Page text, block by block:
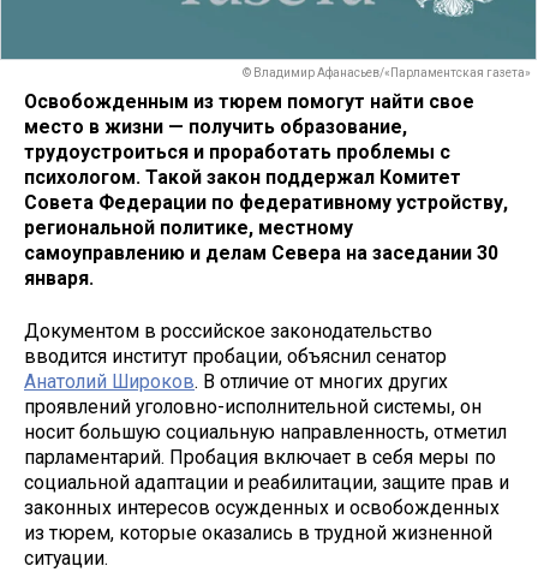
© Владимир Афанасьев/«Парламентская газета»
Освобожденным из тюрем помогут найти свое
место в жизни — получить образование,
трудоустроиться и проработать проблемы с
психологом. Такой закон поддержал Комитет
Совета Федерации по федеративному устройству,
региональной политике, местному
самоуправлению и делам Севера на заседании 30
января.
Документом в российское законодательство
вводится институт пробации, объяснил сенатор
Анатолий Широков. В отличие от многих других
проявлений уголовно-исполнительной системы, он
носит большую социальную направленность, отметил
парламентарий. Пробация включает в себя меры по
социальной адаптации и реабилитации, защите прав и
законных интересов осужденных и освобожденных
из тюрем, которые оказались в трудной жизненной
ситуации.